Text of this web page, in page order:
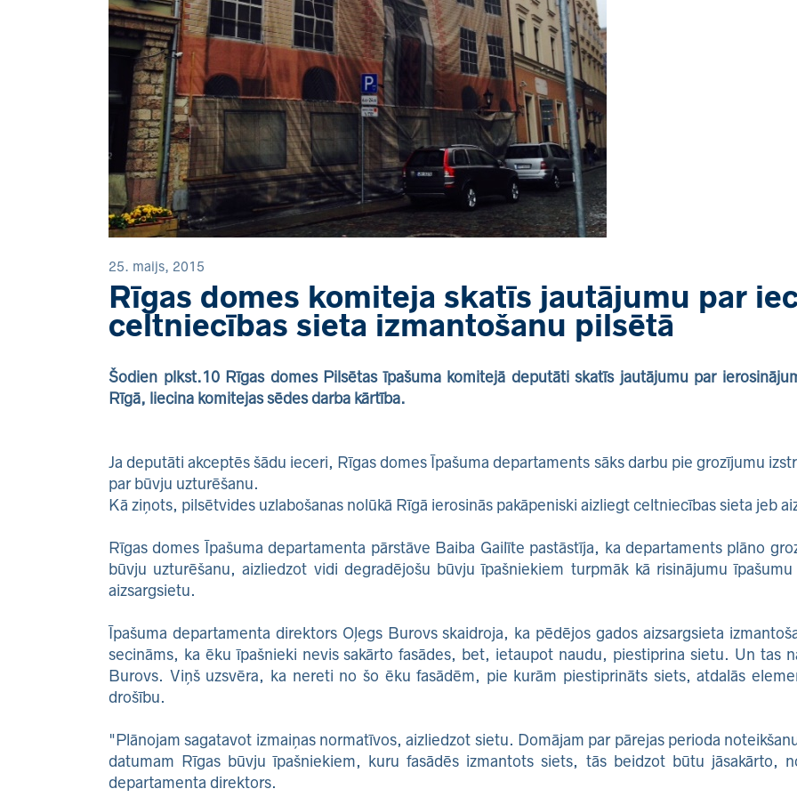
25. maijs, 2015
Rīgas domes komiteja skatīs jautājumu par
celtniecības sieta izmantošanu pilsētā
Šodien plkst.10 Rīgas domes Pilsētas īpašuma komitejā deputāti skatīs jautājumu par
Rīgā, liecina komitejas sēdes darba kārtība.
Ja deputāti akceptēs šādu ieceri, Rīgas domes Īpašuma departaments sāks darbu pie grozījumu
par būvju uzturēšanu.
Kā ziņots, pilsētvides uzlabošanas nolūkā Rīgā ierosinās pakāpeniski aizliegt celtniecības sieta jeb
Rīgas domes Īpašuma departamenta pārstāve Baiba Gailīte pastāstīja, ka departaments plāno
būvju uzturēšanu, aizliedzot vidi degradējošu būvju īpašniekiem turpmāk kā risinājumu
aizsargsietu.
Īpašuma departamenta direktors Oļegs Burovs skaidroja, ka pēdējos gados aizsargsieta
secināms, ka ēku īpašnieki nevis sakārto fasādes, bet, ietaupot naudu, piestiprina sietu. Un tas
Burovs. Viņš uzsvēra, ka nereti no šo ēku fasādēm, pie kurām piestiprināts siets, atdalās
drošību.
"Plānojam sagatavot izmaiņas normatīvos, aizliedzot sietu. Domājam par pārejas perioda
datumam Rīgas būvju īpašniekiem, kuru fasādēs izmantots siets, tās beidzot būtu jāsakārto,
departamenta direktors.